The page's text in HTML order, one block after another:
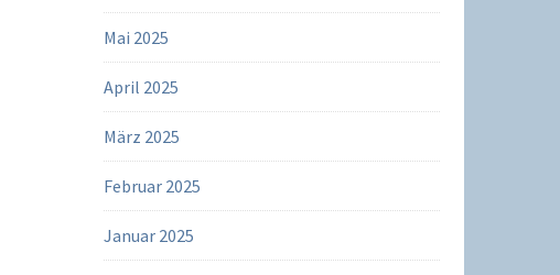
Mai 2025
April 2025
März 2025
Februar 2025
Januar 2025